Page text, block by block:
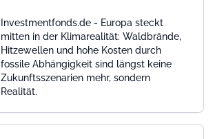
Investmentfonds.de - Europa steckt
mitten in der Klimarealität: Waldbrände,
Hitzewellen und hohe Kosten durch
fossile Abhängigkeit sind längst keine
Zukunftsszenarien mehr, sondern
Realität.